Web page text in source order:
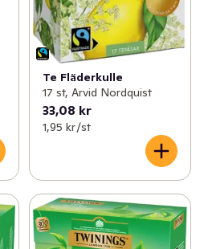
Te Fläderkulle
17 st, Arvid Nordquist
33,08 kr
1,95 kr /st